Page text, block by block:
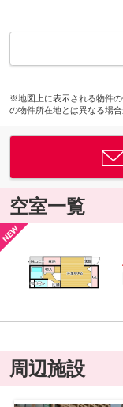
※地図上に表示される物件
の物件所在地とは異なる場合
空室一覧
周辺施設